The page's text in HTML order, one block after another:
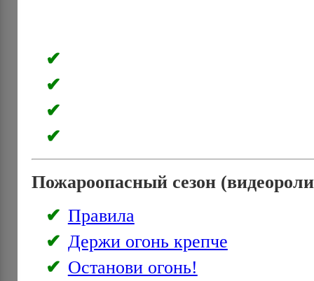
Пожароопасный сезон
Правила
Держи огонь крепче
Останови огонь!